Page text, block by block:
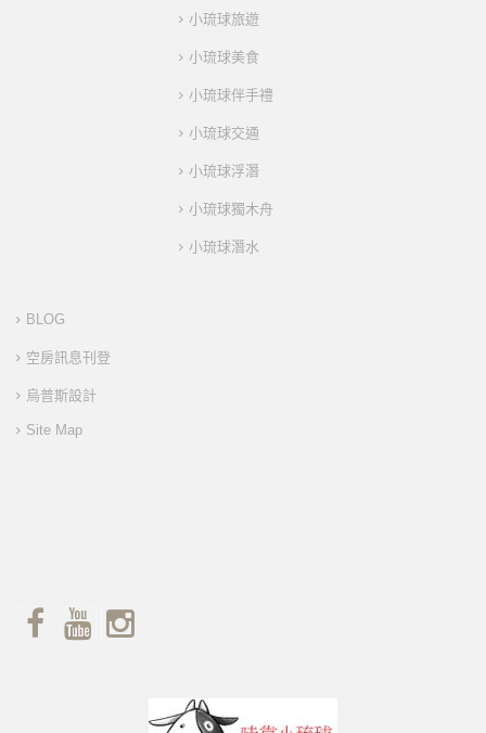
小琉球旅遊
小琉球美食
小琉球伴手禮
小琉球交通
小琉球浮潛
小琉球獨木舟
小琉球潛水
BLOG
空房訊息刊登
烏普斯設計
Site Map